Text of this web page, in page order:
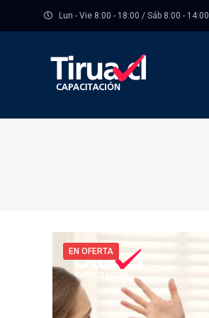
Lun - Vie 8:00 - 18:00 / Sáb 8:00 - 14:00
EN OFERTA